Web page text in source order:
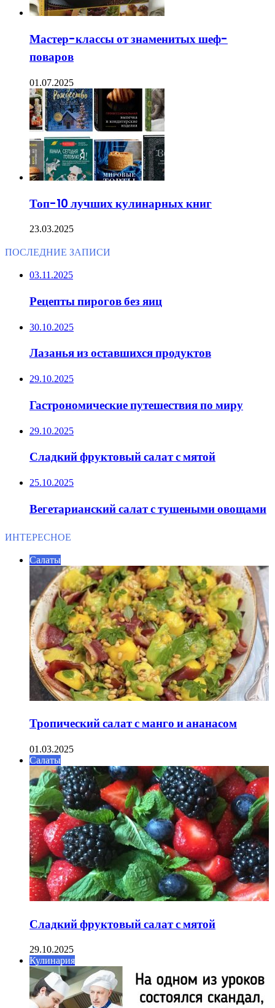
Мастер-классы от знаменитых шеф-
поваров
01.07.2025
Топ-10 лучших кулинарных книг
23.03.2025
ПОСЛЕДНИЕ ЗАПИСИ
03.11.2025
Рецепты пирогов без яиц
30.10.2025
Лазанья из оставшихся продуктов
29.10.2025
Гастрономические путешествия по миру
29.10.2025
Сладкий фруктовый салат с мятой
25.10.2025
Вегетарианский салат с тушеными овощами
ИНТЕРЕСНОЕ
Салаты
Тропический салат с манго и ананасом
01.03.2025
Салаты
Сладкий фруктовый салат с мятой
29.10.2025
Кулинария